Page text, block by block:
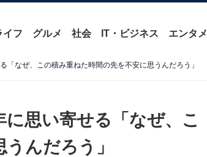
イフ グルメ 社会 IT・ビジネス エンタメ
「なぜ、この積み重ねた時間の先を不安に思うんだろう」
思い寄せる「なぜ、こ
んだろう」